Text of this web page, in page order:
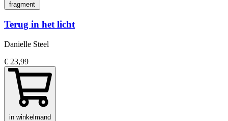
fragment
Terug in het licht
Danielle Steel
€ 23,99
in winkelmand